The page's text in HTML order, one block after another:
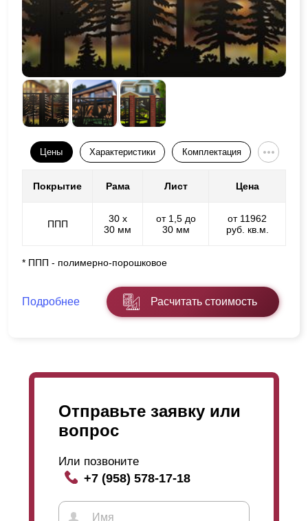
Цены Характеристики Комплектация
Покрытие Рама Лист Цена
ППП
30 х
30 мм
от 1,5 до
30 мм
от 11962
руб. кв.м.
* ППП - полимерно-порошковое
Подробнее Расчитать стоимость
Отправьте заявку или
вопрос
Или позвоните
+7 (958) 578-17-18